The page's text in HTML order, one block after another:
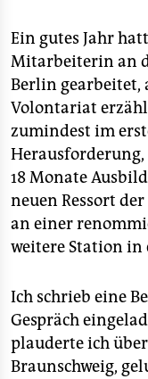
Ein gutes Jahr
Mitarbeiterin an
Berlin gearbeitet,
Volontariat
zumindest im
18 Monate
neuen Ressort
an einer
weitere Station in
Ich schrieb eine
Gespräch
plauderte ich
Braunschweig,